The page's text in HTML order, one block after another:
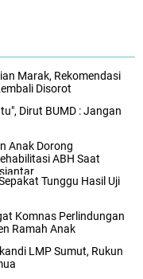
Marak, Rekomendasi
Disorot
Dirut BUMD : Jangan
Anak Dorong
ABH Saat
Tunggu Hasil Uji
Komnas Perlindungan
Ramah Anak
LMP Sumut, Rukun